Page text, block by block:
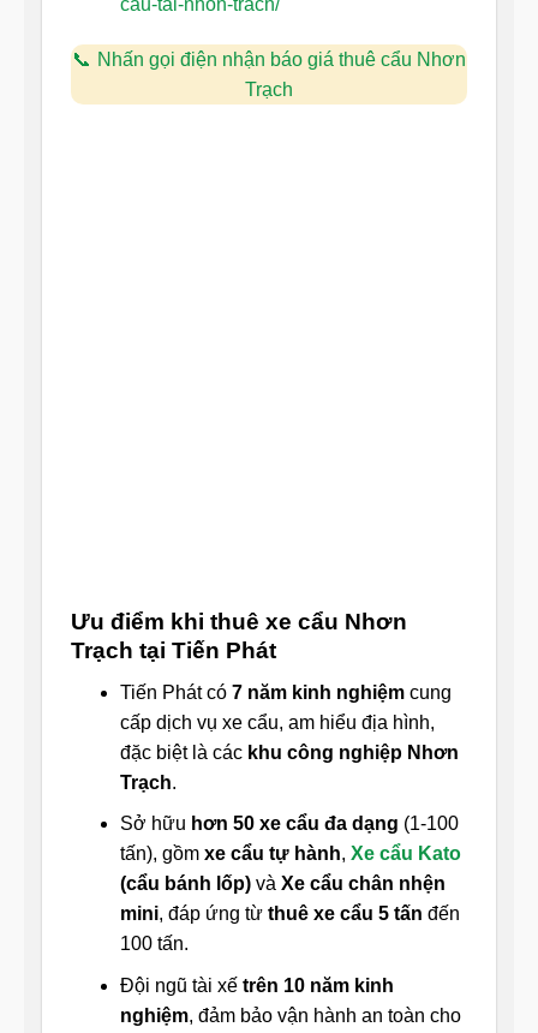
cau-tai-nhon-trach/
Nhấn gọi điện nhận báo giá thuê cẩu Nhơn
Trạch
Ưu điểm khi thuê xe cẩu Nhơn
Trạch tại Tiến Phát
Tiến Phát có 7 năm kinh nghiệmcung
cấp dịch vụ xe cẩu, am hiểu địa hình,
đặc biệt là các khu công nghiệp Nhơn
Trạch.
Sở hữu hơn 50 xe cẩu đa dạng (1-100
tấn), gồm xe cẩu tự hành, Xe cẩu Kato
(cẩu bánh lốp)và Xe cẩu chân nhện
mini, đáp ứng từ thuê xe cẩu 5 tấn đến
100 tấn.
Đội ngũ tài xế trên 10 năm kinh
nghiệm, đảm bảo vận hành an toàn cho